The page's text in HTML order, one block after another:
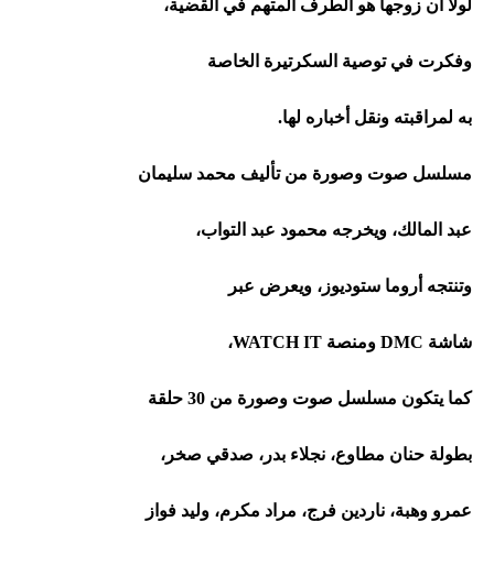
لولا أن زوجها هو الطرف المتهم في القضية،
وفكرت في توصية السكرتيرة الخاصة
به لمراقبته ونقل أخباره لها.
مسلسل صوت وصورة من تأليف محمد سليمان
عبد المالك، ويخرجه محمود عبد التواب،
وتنتجه أروما ستوديوز، ويعرض عبر
شاشة ومنصة ،
كما يتكون مسلسل صوت وصورة من حلقة
بطولة حنان مطاوع، نجلاء بدر، صدقي صخر،
عمرو وهبة، ناردين فرج، مراد مكرم، وليد فواز